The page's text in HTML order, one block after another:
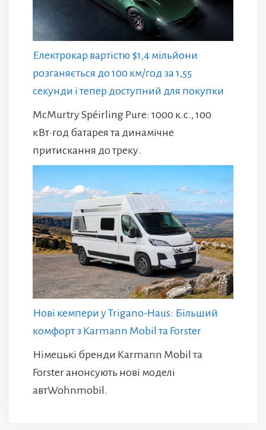
Електрокар вартістю $1,4 мільйони
розганяється до 100 км/год за 1,55
секунди і тепер доступний для покупки
McMurtry Spéirling Pure: 1000 к.с., 100
кВт·год батарея та динамічне
притискання до треку.
Нові кемпери у Trigano-Haus: Більший
комфорт з Karmann Mobil та Forster
Німецькі бренди Karmann Mobil та
Forster анонсують нові моделі
автWohnmobil.